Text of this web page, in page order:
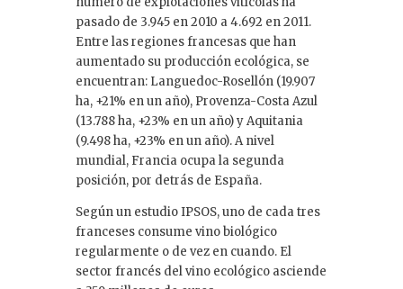
pasado de 3.945 en 2010 a 4.692 en 2011.
Entre las regiones francesas que han
aumentado su producción ecológica, se
encuentran: Languedoc-Rosellón (19.907
ha, +21% en un año), Provenza-Costa Azul
(13.788 ha, +23% en un año) y Aquitania
(9.498 ha, +23% en un año). A nivel
mundial, Francia ocupa la segunda
posición, por detrás de España.
Según un estudio IPSOS, uno de cada tres
franceses consume vino biológico
regularmente o de vez en cuando. El
sector francés del vino ecológico asciende